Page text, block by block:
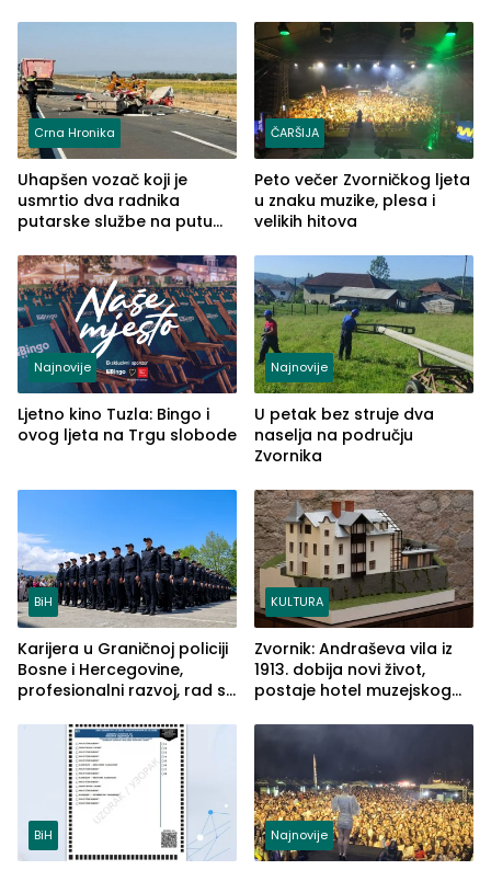
Crna Hronika
Uhapšen vozač koji je
usmrtio dva radnika
putarske službe na putu
(FOTO)
ČARŠIJA
Peto večer Zvorničkog ljeta
u znaku muzike, plesa i
velikih hitova
Najnovije
Ljetno kino Tuzla: Bingo i
ovog ljeta na Trgu slobode
Najnovije
U petak bez struje dva
naselja na području
Zvornika
BiH
Karijera u Graničnoj policiji
Bosne i Hercegovine,
profesionalni razvoj, rad sa
služba građanima
KULTURA
Zvornik: Andraševa vila iz
1913. dobija novi život,
postaje hotel muzejskog
BiH Najnovije